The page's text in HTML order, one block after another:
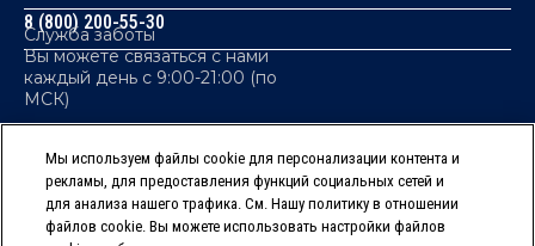
Активность
Оптимальный уровень жиров и углеводы с разным
3. ПОДДЕРЖАНИЕ ЗДОРОВЬЯ ЗУБОВ И ДЕСЕН
Комплекс Eukanuba™ 3D DentaDefense способствует уменьшению
4. ПОДДЕРЖАНИЕ ПИЩЕВАРЕНИЯ
Входящие в состав пребиотики и клетчатка способствуют
8 (800) 200-55-30
Служба заботы
Вы можете связаться с нами
каждый день с 9:00-21:00 (по
МСК)
КОНФИДЕНЦИАЛЬНОСТЬ
ФАЙЛЫ COOKIES / ФАЙЛЫ ЭЛЕКТРОННЫХ
Мы используем файлы cookie для персонализации контента и
рекламы, для предоставления функций социальных сетей и
для анализа нашего трафика. См. Нашу политику в отношении
файлов cookie. Вы можете использовать настройки файлов